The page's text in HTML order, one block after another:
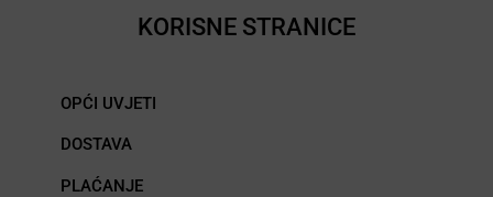
KORISNE STRANICE
OPĆI UVJETI
DOSTAVA
PLAĆANJE